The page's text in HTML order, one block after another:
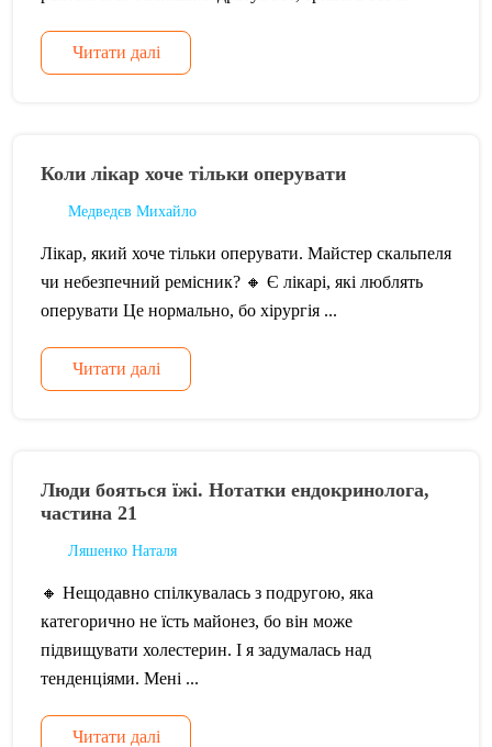
Читати далі
Коли лікар хоче тільки оперувати
Медведєв Михайло
Лікар, який хоче тільки оперувати. Майстер скальпеля
чи небезпечний ремісник? 🔸 Є лікарі, які люблять
оперувати Це нормально, бо хірургія ...
Читати далі
Люди бояться їжі. Нотатки ендокринолога,
частина 21
Ляшенко Наталя
🔸 Нещодавно спілкувалась з подругою, яка
категорично не їсть майонез, бо він може
підвищувати холестерин. І я задумалась над
тенденціями. Мені ...
Читати далі